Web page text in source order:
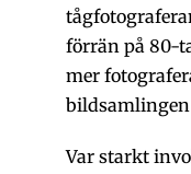
förrän på 80-
mer
Var starkt